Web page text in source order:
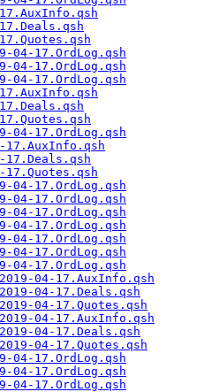
17.AuxInfo.qsh
17.Deals.qsh
04-17.OrdLog.qsh
04-17.OrdLog.qsh
04-17.OrdLog.qsh
04-17.OrdLog.qsh
17.AuxInfo.qsh
17.Deals.qsh
17.Quotes.qsh
04-17.OrdLog.qsh
04-17.OrdLog.qsh
04-17.OrdLog.qsh
04-17.OrdLog.qsh
04-17.OrdLog.qsh
04-17.OrdLog.qsh
04-17.OrdLog.qsh
04-17.AuxInfo.qsh
04-17.Deals.qsh
04-17.Quotes.qsh
04-17.AuxInfo.qsh
04-17.Deals.qsh
04-17.Quotes.qsh
04-17.OrdLog.qsh
04-17.OrdLog.qsh
04-17.OrdLog.qsh